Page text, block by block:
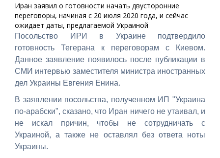
Иран заявил о готовности начать двусторонние
переговоры, начиная с 20 июля 2020 года, и сейчас
ожидает даты, предлагаемой Украиной
Посольство ИРИ в Украине подтвердило
готовность Тегерана к переговорам с Киевом.
Данное заявление появилось после публикации в
СМИ интервью заместителя министра иностранных
дел Украины Евгения Енина.
В заявлении посольства, полученном ИП "Украина
по-арабски", сказано, что Иран ничего не утаивал, и
не искал причин, чтобы не сотрудничать с
Украиной, а также не оставлял без ответа ноты
Украины.